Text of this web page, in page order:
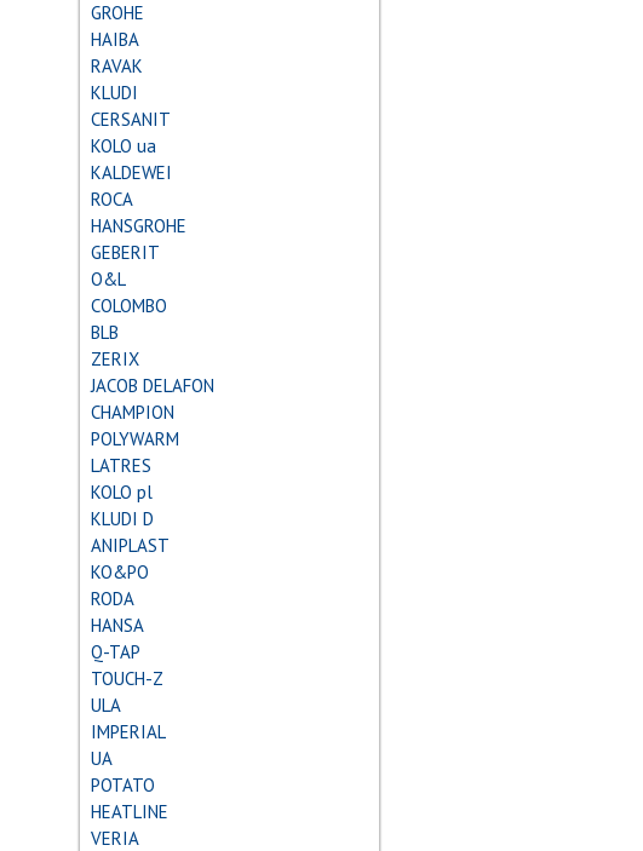
GROHE
HAIBA
RAVAK
KLUDI
CERSANIT
KOLO ua
KALDEWEI
ROCA
HANSGROHE
GEBERIT
О&L
COLOMBO
BLB
ZERIX
JACOB DELAFON
CHAMPION
POLYWARM
LATRES
KOLO pl
KLUDI D
ANIPLAST
KO&PO
RODA
HANSA
Q-TAP
TOUCH-Z
ULA
IMPERIAL
UA
POTATO
HEATLINE
VERIA